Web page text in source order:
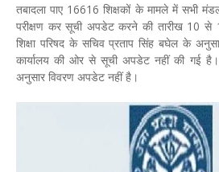
तबादला पाए 16616 शिक्षकों के मामले में सभी
परीक्षण कर सूची अपडेट करने की तारीख 10 से
शिक्षा परिषद के सचिव प्रताप सिंह बघेल के
कार्यालय की ओर से सूची अपडेट नहीं की गई
अनुसार विवरण अपडेट नहीं है।